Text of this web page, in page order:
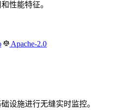
性能特征。
Apache-2.0
设施进行无缝实时监控。